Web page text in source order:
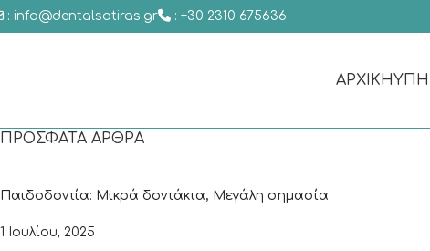
: info@dentalsotiras.gr : +30 2310 675636
ΑΡΧΙΚΗ
ΠΡΌΣΦΑΤΑ ΆΡΘΡΑ
Παιδοδοντία: Μικρά δοντάκια, Μεγάλη σημασία
1 Ιουλίου, 2025